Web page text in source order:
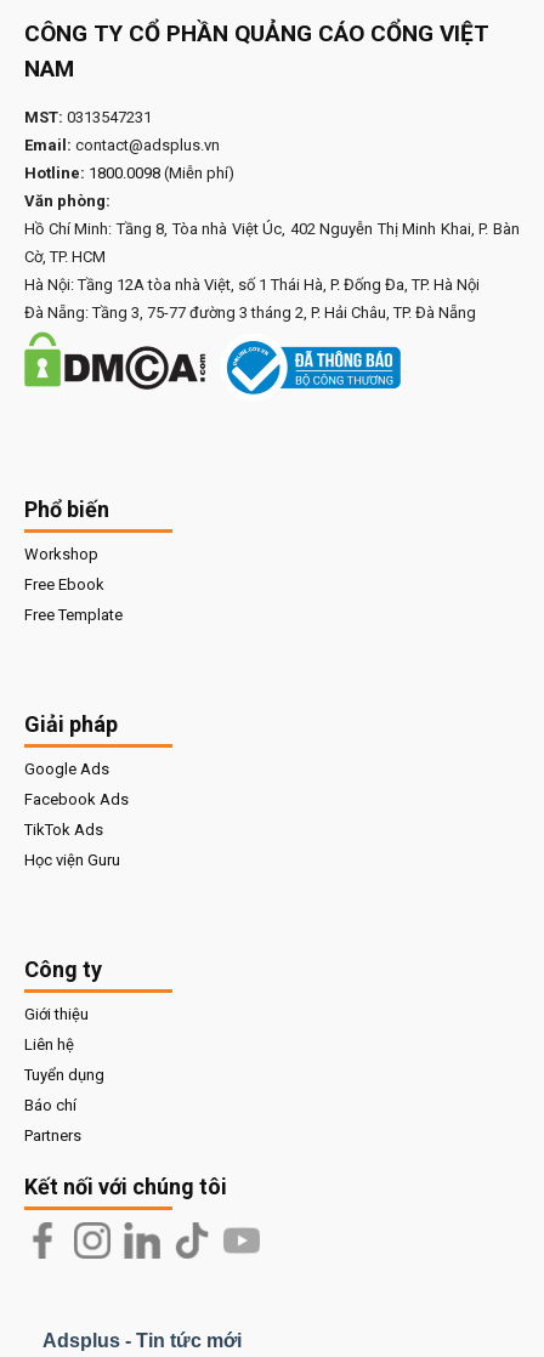
CÔNG TY CỔ PHẦN QUẢNG CÁO CỔNG VIỆT
NAM
MST: 0313547231
Email: contact@adsplus.vn
Hotline: 1800.0098 (Miễn phí)
Văn phòng:
Hồ Chí Minh: Tầng 8, Tòa nhà Việt Úc, 402 Nguyễn Thị Minh Khai, P. Bàn
Cờ, TP. HCM
Hà Nội: Tầng 12A tòa nhà Việt, số 1 Thái Hà, P. Đống Đa, TP. Hà Nội
Đà Nẵng: Tầng 3, 75-77 đường 3 tháng 2, P. Hải Châu, TP. Đà Nẵng
Phổ biến
Workshop
Free Ebook
Free Template
Giải pháp
Google Ads
Facebook Ads
TikTok Ads
Học viện Guru
Công ty
Giới thiệu
Liên hệ
Tuyển dụng
Báo chí
Partners
Kết nối với chúng tôi